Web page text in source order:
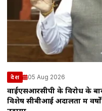
देश 05 Aug 2026
वाईएसआरसीपी के विरोध के
विशेष सीबीआई अदालतों में